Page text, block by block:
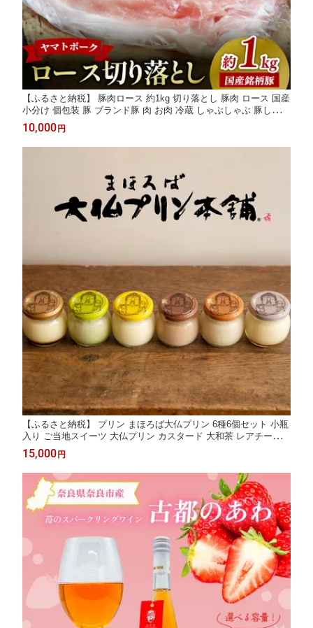
【ふるさと納税】 豚肉ロース 約1kg 切り落とし 豚肉 ロース 国産
小分け 個包装 豚 ブランド豚 肉 お肉 冷蔵 しゃぶしゃぶ 豚しゃぶ
鍋 スライス 小間切れ 人気 おかず 料理 時短 ジューシー ギフト
贈り物 贈答 内祝い 御祝 お取り寄せ 銘柄豚 ヤマトポーク 奈良県
奈良市
10,000円
【ふるさと納税】 プリン まほろば大仏プリン 6種6個セット 小瓶
入り ご当地スイーツ 大仏プリン カスタード 大和茶 レアチーズ
ショコラ カプチーノ 地酒 プリン スイーツ デザート 洋菓子 おや
つ ぷりん お菓子 おみやげ 土産 プレゼント ギフト お歳暮 奈良県
奈良市
15,000円